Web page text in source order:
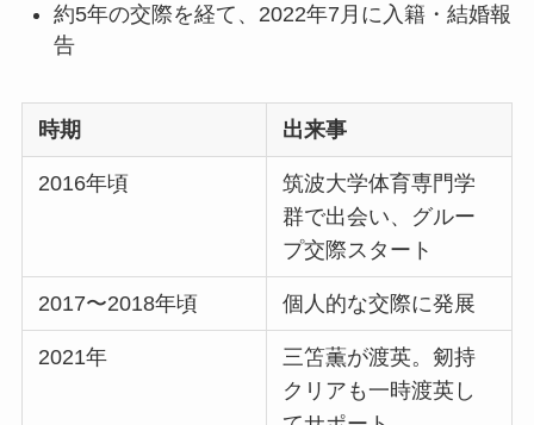
約5年の交際を経て、2022年7月に入籍・結婚報
告
時期 出来事
2016年頃
筑波大学体育専門学
群で出会い、グルー
プ交際スタート
2017〜2018年頃 個人的な交際に発展
2021年
三笘薫が渡英。剱持
クリアも一時渡英し